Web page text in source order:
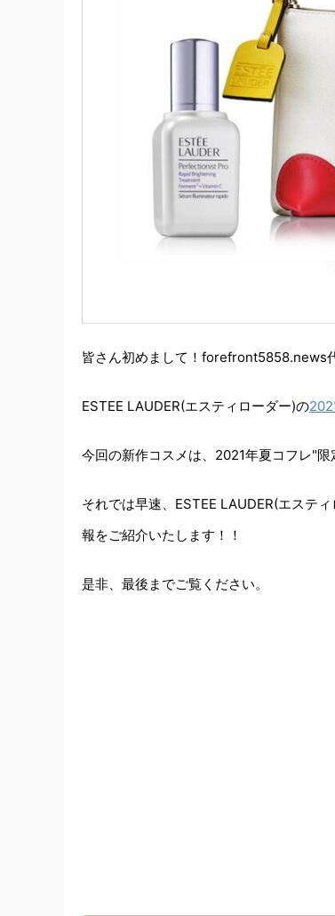
皆さん初めまして！forefront5858.news
ESTEE LAUDER(エスティローダー)の
今回の新作コスメは、2021年夏コフレ"限
それでは早速、ESTEE LAUDER(エステ
報をご紹介いたします！！
是非、最後までご覧ください。